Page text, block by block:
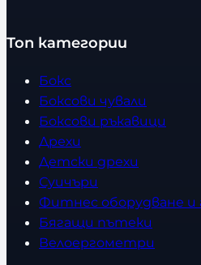
Топ категории
Бокс
Боксови чували
Боксови ръкавици
Дрехи
Детски дрехи
Суичъри
Фитнес оборудване и
Бягащи пътеки
Велоергометри